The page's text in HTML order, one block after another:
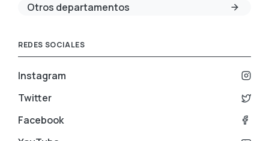
Otros departamentos
REDES SOCIALES
Instagram
Twitter
Facebook